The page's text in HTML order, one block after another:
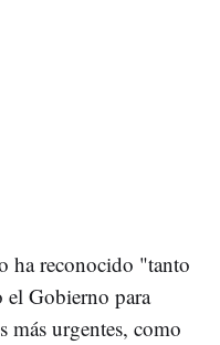
ha reconocido "tanto
el Gobierno para
más urgentes, como